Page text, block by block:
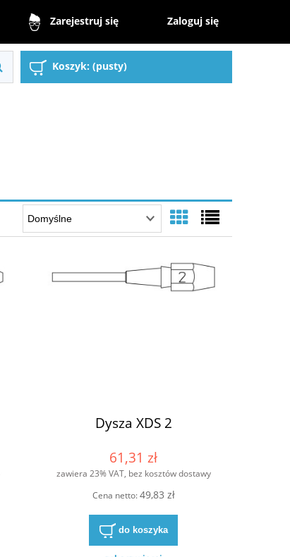
Zarejestruj się Zaloguj się
Koszyk: (pusty)
Dysza XDS 2
61,31 zł
zawiera 23% VAT, bez kosztów dostawy
Cena netto:49,83 zł
do koszyka